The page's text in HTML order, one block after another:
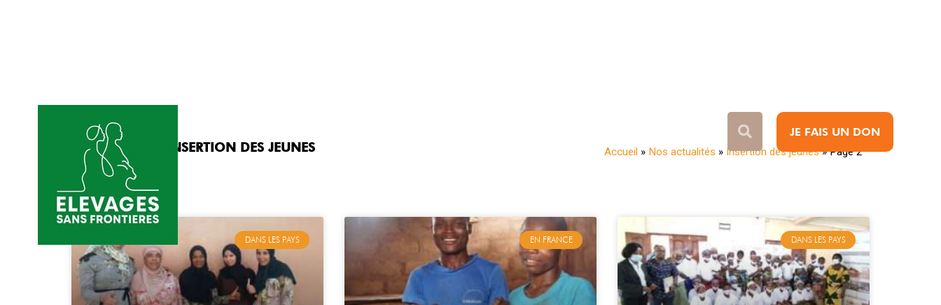
JE FAIS UN DON
CATÉGORIE : INSERTION DES JEUNES Accueil » Nos actualités » Insertion des jeunes»Page 2
DANS LES PAYS EN FRANCE DANS LES PAYS